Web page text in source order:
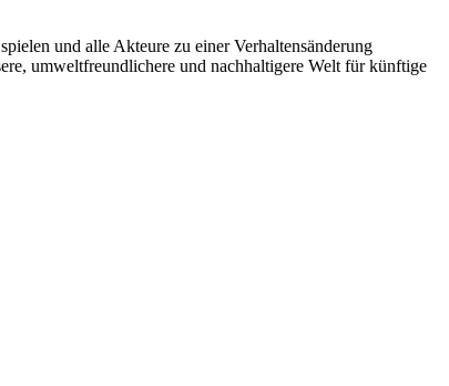
und alle Akteure zu einer Verhaltensänderung
umweltfreundlichere und nachhaltigere Welt für künftige